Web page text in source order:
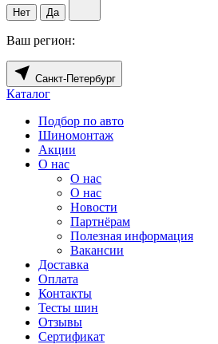
Нет Да
Ваш регион:
Санкт-Петербург
Каталог
Подбор по авто
Шиномонтаж
Акции
О нас
О нас
О нас
Новости
Партнёрам
Полезная информация
Вакансии
Доставка
Оплата
Контакты
Тесты шин
Отзывы
Сертификат